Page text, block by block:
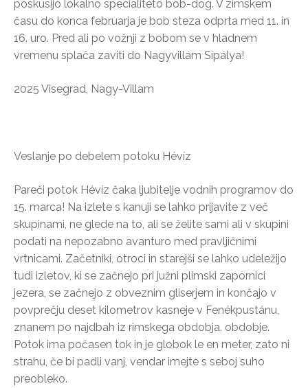
poskusijo lokalno specialiteto bob-dog. V zimskem
času do konca februarja je bob steza odprta med 11. in
16. uro. Pred ali po vožnji z bobom se v hladnem
vremenu splača zaviti do Nagyvillám Sípálya!
2025 Visegrad, Nagy-Villam
Veslanje po debelem potoku Hévíz
Pareči potok Hévíz čaka ljubitelje vodnih programov do
15. marca! Na izlete s kanuji se lahko prijavite z več
skupinami, ne glede na to, ali se želite sami ali v skupini
podati na nepozabno avanturo med pravljičnimi
vrtnicami. Začetniki, otroci in starejši se lahko udeležijo
tudi izletov, ki se začnejo pri južni plimski zapornici
jezera, se začnejo z obveznim gliserjem in končajo v
povprečju deset kilometrov kasneje v Fenékpustánu,
znanem po najdbah iz rimskega obdobja. obdobje.
Potok ima počasen tok in je globok le en meter, zato ni
strahu, če bi padli vanj, vendar imejte s seboj suho
preobleko.